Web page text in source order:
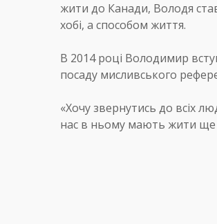
жити до Канади, Володя
хобі, а способом життя.
В 2014 році Володимир
посаду мисливського
«Хочу звернутись до всіх
нас в ньому мають жити ще